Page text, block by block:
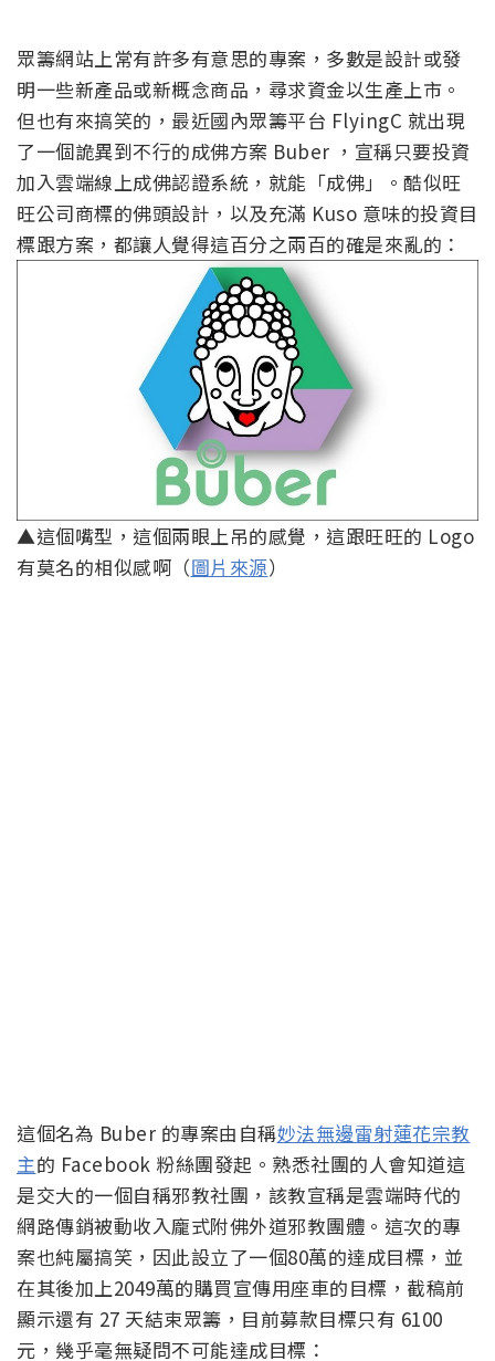
眾籌網站上常有許多有意思的專案，多數是設計或發
明一些新產品或新概念商品，尋求資金以生產上市。
但也有來搞笑的，最近國內眾籌平台 FlyingC 就出現
了一個詭異到不行的成佛方案 Buber ，宣稱只要投資
加入雲端線上成佛認證系統，就能「成佛」。酷似旺
旺公司商標的佛頭設計，以及充滿 Kuso 意味的投資目
標跟方案，都讓人覺得這百分之兩百的確是來亂的：
▲這個嘴型，這個兩眼上吊的感覺，這跟旺旺的 Logo
有莫名的相似感啊（圖片來源）
這個名為 Buber 的專案由自稱妙法無邊雷射蓮花宗教
主的 Facebook 粉絲團發起。熟悉社團的人會知道這
是交大的一個自稱邪教社團，該教宣稱是雲端時代的
網路傳銷被動收入龐式附佛外道邪教團體。這次的專
案也純屬搞笑，因此設立了一個80萬的達成目標，並
在其後加上2049萬的購買宣傳用座車的目標，截稿前
顯示還有 27 天結束眾籌，目前募款目標只有 6100
元，幾乎毫無疑問不可能達成目標：